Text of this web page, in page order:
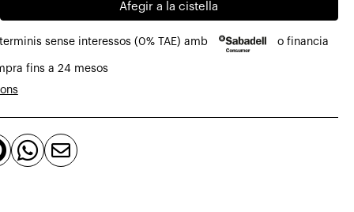
Afegir a la cistella
sense interessos (0% TAE) amb o financia
fins a 24 mesos
 